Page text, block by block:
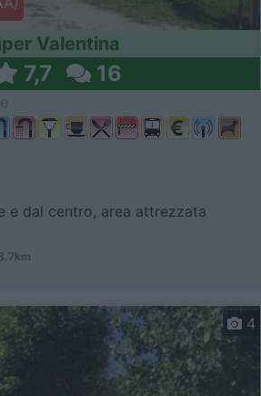
Valentina
7,7 16
e dal centro, area attrezzata
4